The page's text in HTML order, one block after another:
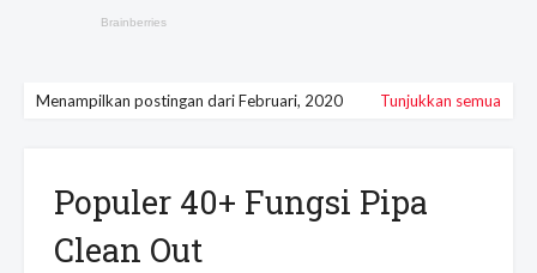
Menampilkan postingan dari Februari, 2020 Tunjukkan semua
Populer 40+ Fungsi Pipa
Clean Out